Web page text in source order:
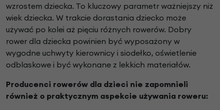
wzrostem dziecka. To kluczowy parametr ważniejszy niż
wiek dziecka. W trakcie dorastania dziecko może
używać po kolei aż pięciu różnych rowerów. Dobry
rower dla dziecka powinien być wyposażony w
wygodne uchwyty kierownicy i siodełko, oświetlenie
odblaskowe i być wykonane z lekkich materiałów.
Producenci rowerów dla dzieci nie zapomnieli
również o praktycznym aspekcie używania roweru: